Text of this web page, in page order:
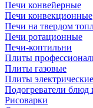
Печи конвейерные
Печи конвекционные
Печи на твердом
Печи ротационные
Печи-коптильни
Плиты
Плиты газовые
Плиты электрические
Подогреватели блюд
Рисоварки